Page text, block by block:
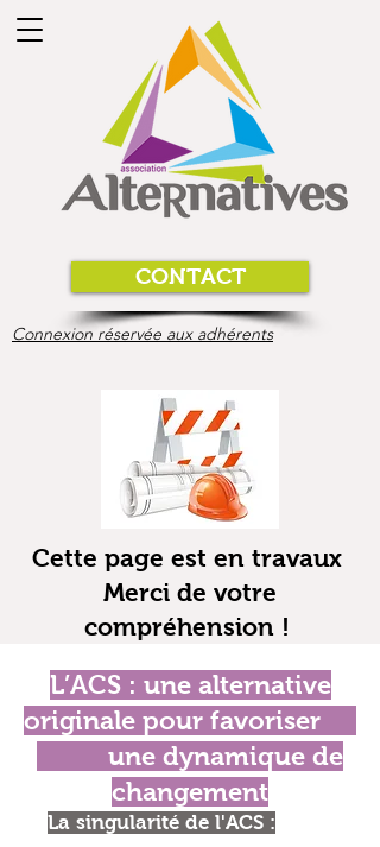
CONTACT
Connexion réservée aux adhérents
Cette page est en travaux
Merci de votre
compréhension !
L’ACS : une alternative
originale pour favoriser
une dynamique de
changement
La singularité de l'ACS :